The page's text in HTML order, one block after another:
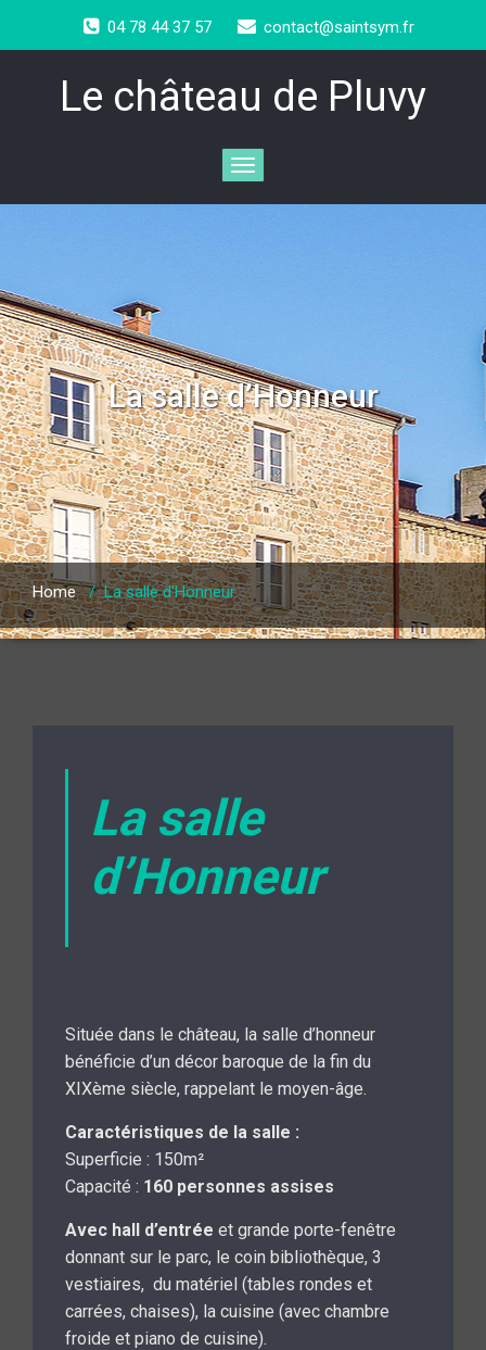
04 78 44 37 57 contact@saintsym.fr
Le château de Pluvy
La salle d’Honneur
Home/La salle d’Honneur
La salle
d’Honneur
Située dans le château, la salle d’honneur
bénéficie d’un décor baroque de la fin du
XIXème siècle, rappelant le moyen-âge.
Caractéristiques de la salle :
Superficie : 150m²
Capacité : 160 personnes assises
Avec hall d’entrée et grande porte-fenêtre
donnant sur le parc, le coin bibliothèque, 3
vestiaires, du matériel (tables rondes et
carrées, chaises), la cuisine (avec chambre
froide et piano de cuisine).